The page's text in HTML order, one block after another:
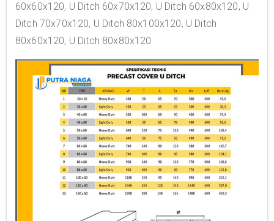
60x60x120, U Ditch 60x70x120, U Ditch 60x80x120, U
Ditch 70x70x120, U Ditch 80x100x120, U Ditch
80x60x120, U Ditch 80x80x120